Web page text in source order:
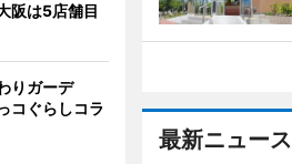
最新ニュース
阪は5店舗目
りガーデ
コぐらしコラ